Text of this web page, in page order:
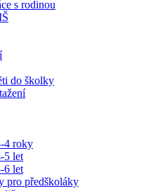
s rodinou
do školky
4 roky
5 let
6 let
pro předškoláky